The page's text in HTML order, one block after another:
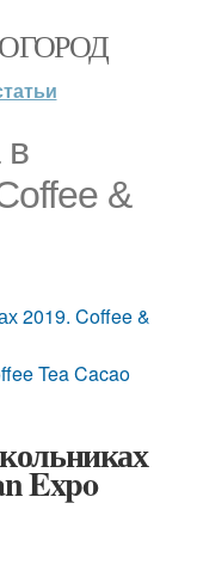
в
&
2019. Coffee &
Tea Cacao
Expo